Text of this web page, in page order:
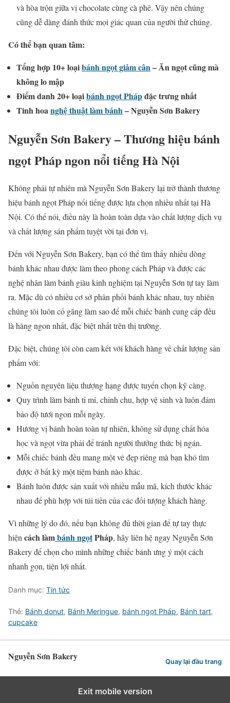
và hòa trộn giữa vị chocolate cùng cà phê. Vậy nên chúng
cũng dễ dàng đánh thức mọi giác quan của người thử chúng.
Có thể bạn quan tâm:
Tổng hợp 10+ loạibánh ngọt giảm cân– Ăn ngọt cũng mà
không lo mập
Điểm danh 20+ loạibánh ngọt Phápđặc trưng nhất
Tinh hoanghệ thuật làm bánh– Nguyễn Sơn Bakery
Nguyễn Sơn Bakery – Thương hiệu bánh
ngọt Pháp ngon nổi tiếng Hà Nội
Không phải tự nhiên mà Nguyễn Sơn Bakery lại trở thành thương
hiệu bánh ngọt Pháp nổi tiếng được lựa chọn nhiều nhất tại Hà
Nội. Có thể nói, điều này là hoàn toàn dựa vào chất lượng dịch vụ
và chất lượng sản phẩm tuyệt vời tại đơn vị.
Đến với Nguyễn Sơn Bakery, bạn có thể tìm thấy nhiều dòng
bánh khác nhau được làm theo phong cách Pháp và được các
nghệ nhân làm bánh giàu kinh nghiệm tại Nguyễn Sơn tự tay làm
ra. Mặc dù có nhiều cơ sở phân phối bánh khác nhau, tuy nhiên
chúng tôi luôn cố gắng làm sao để mỗi chiếc bánh cung cấp đều
là hàng ngon nhất, đặc biệt nhất trên thị trường.
Đặc biệt, chúng tôi còn cam kết với khách hàng về chất lượng sản
phẩm với:
Nguồn nguyên liệu thượng hạng được tuyển chọn kỹ càng.
Quy trình làm bánh tỉ mỉ, chỉnh chu, hợp vệ sinh và luôn đảm
bảo độ tươi ngon mỗi ngày.
Hương vị bánh hoàn toàn tự nhiên, không sử dụng chất hóa
học và ngọt vừa phải để tránh người thưởng thức bị ngán.
Mỗi chiếc bánh đều mang một vẻ đẹp riêng mà bạn khó tìm
được ở bất kỳ một tiệm bánh nào khác.
Bánh luôn được sản xuất với nhiều mẫu mã, kích thước khác
nhau để phù hợp với túi tiền của các đối tượng khách hàng.
Vì những lý do đó, nếu bạn không đủ thời gian để tự tay thực
hiệncách làmbánh ngọtPháp, hãy liên hệ ngay Nguyễn Sơn
Bakery để chọn cho mình những chiếc bánh ưng ý một cách
nhanh gọn, tiện lợi nhất.
Danh mục: Tin tức
Thẻ: Bánh donut, Bánh Meringue, bánh ngọt Pháp, Bánh tart,
cupcake
Nguyễn Sơn Bakery Quay lại đầu trang
Exit mobile version